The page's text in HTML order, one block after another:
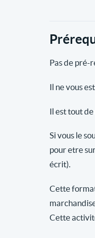
Pas de pré-
Il ne vous
Il est tout
Si vous le
pour etre
écrit).
Cette
Cette